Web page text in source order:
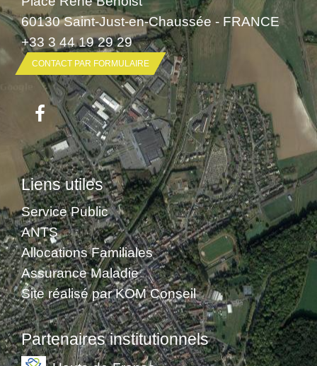
60130 Saint-Just-en-Chaussée - FRANCE
+33 3 44 19 29 29
CONTACT PAR FORMULAIRE
Liens utiles
Service Public
ANTS
Allocations Familiales
Assurance Maladie
Site réalisé par KOM Conseil
Partenaires institutionnels